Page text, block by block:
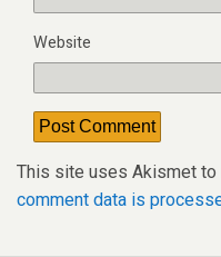
Website
This site uses Akismet to
comment data is